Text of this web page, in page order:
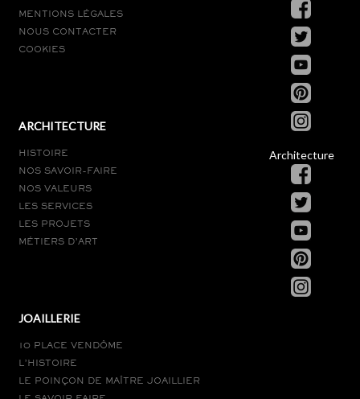
MENTIONS LÉGALES
NOUS CONTACTER
COOKIES
ARCHITECTURE
HISTOIRE
NOS SAVOIR-FAIRE
NOS VALEURS
LES SERVICES
LES PROJETS
MÉTIERS D’ART
JOAILLERIE
10 PLACE VENDÔME
L’HISTOIRE
LE POINÇON DE MAÎTRE JOAILLIER
Architecture